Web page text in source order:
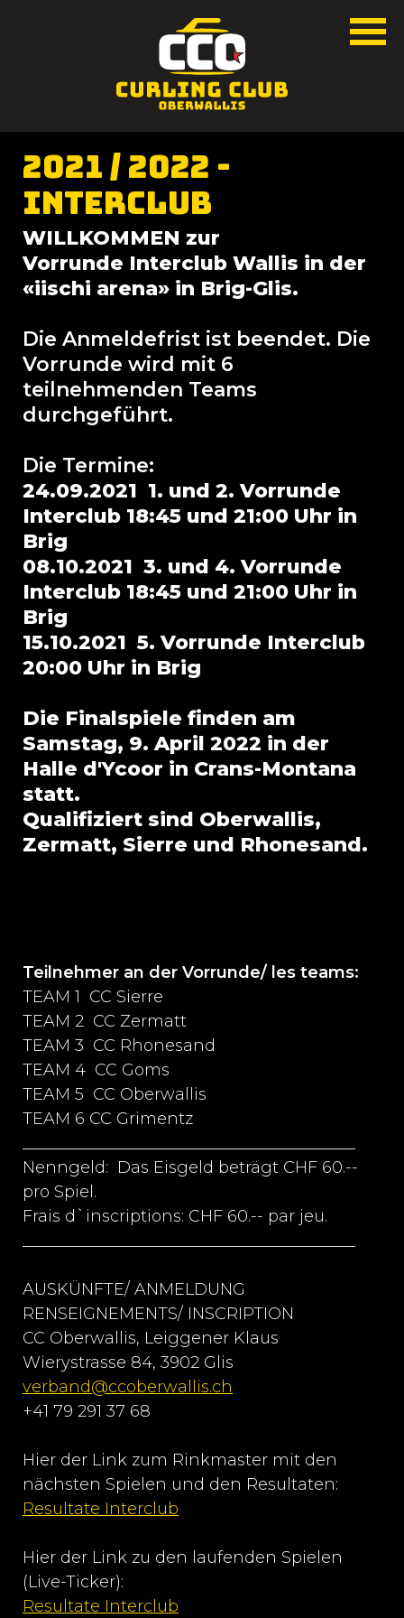
2021 / 2022 -
Interclub
WILLKOMMEN zur
Vorrunde Interclub Wallis in der
«iischi arena» in Brig-Glis.
Die Anmeldefrist ist beendet. Die
Vorrunde wird mit 6
teilnehmenden Teams
durchgeführt.
Die Termine:
24.09.2021 1. und 2. Vorrunde
Interclub 18:45 und 21:00 Uhr in
Brig
08.10.2021 3. und 4. Vorrunde
Interclub 18:45 und 21:00 Uhr in
Brig
15.10.2021 5. Vorrunde Interclub
20:00 Uhr in Brig
Die Finalspiele finden am
Samstag, 9. April 2022 in der
Halle d'Ycoor in Crans-Montana
statt.
Qualifiziert sind Oberwallis,
Zermatt, Sierre und Rhonesand.
Teilnehmer an der Vorrunde/ les teams:
TEAM 1 CC Sierre
TEAM 2 CC Zermatt
TEAM 3 CC Rhonesand
TEAM 4 CC Goms
TEAM 5 CC Oberwallis
TEAM 6 CC Grimentz
Nenngeld: Das Eisgeld beträgt CHF 60.--
pro Spiel.
Frais d`inscriptions: CHF 60.-- par jeu.
AUSKÜNFTE/ ANMELDUNG
RENSEIGNEMENTS/ INSCRIPTION
CC Oberwallis, Leiggener Klaus
Wierystrasse 84, 3902 Glis
verband@ccoberwallis.ch
+41 79 291 37 68
Hier der Link zum Rinkmaster mit den
nächsten Spielen und den Resultaten:
Resultate Interclub
Hier der Link zu den laufenden Spielen
(Live-Ticker):
Resultate Interclub